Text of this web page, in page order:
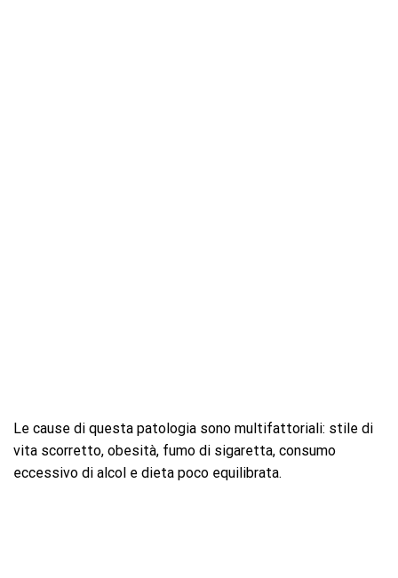
Le cause di questa patologia sono multifattoriali: stile di
vita scorretto, obesità, fumo di sigaretta, consumo
eccessivo di alcol e dieta poco equilibrata.